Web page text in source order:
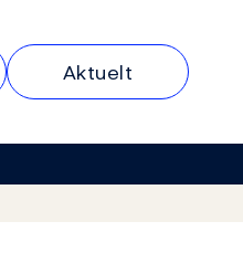
Aktuelt